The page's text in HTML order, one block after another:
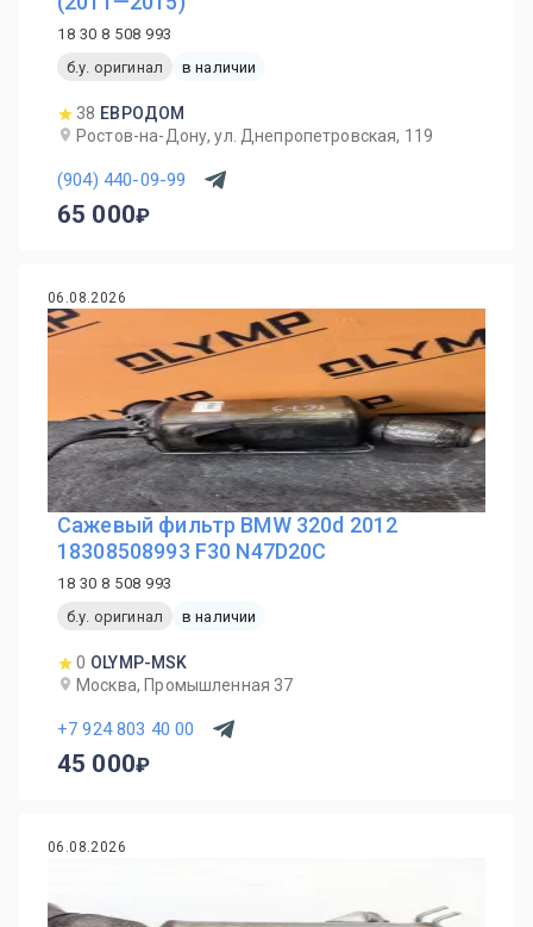
18 30 8 508 993
б.у. оригинал
в наличии
38 ЕВРОДОМ
Ростов-на-Дону, ул. Днепропетровская, 119
(904) 440-09-99
65 000
06.08.2026
Сажевый фильтр BMW 320d 2012
18308508993 F30 N47D20C
18 30 8 508 993
б.у. оригинал
в наличии
0 OLYMP-MSK
Москва, Промышленная 37
+7 924 803 40 00
45 000
06.08.2026